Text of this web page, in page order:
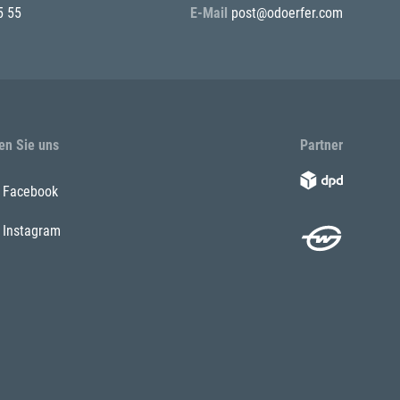
55 E-Mail post@odoerfer.com
Sie uns
Facebook
Instagram
Partner